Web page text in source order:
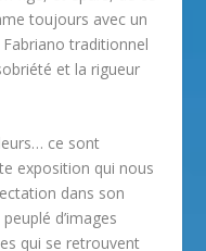
toujours avec un
traditionnel
et la rigueur
ce sont
exposition qui nous
dans son
d’images
qui se retrouvent